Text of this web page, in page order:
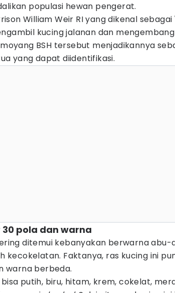
populasi hewan pengerat.
William Weir RI yang dikenal sebagai
kucing jalanan dan
BSH tersebut menjadikannya
yang dapat diidentifikasi.
30 pola dan warna
ditemui kebanyakan berwarna abu-
kecokelatan. Faktanya, ras kucing ini
warna berbeda.
bisa putih, biru, hitam, krem, cokelat,